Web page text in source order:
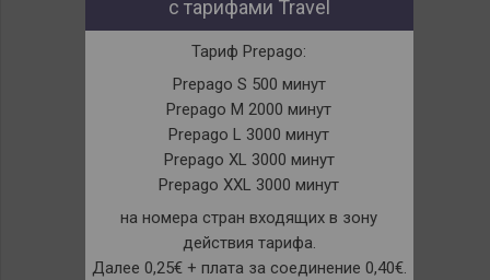
с тарифами Travel
Тариф Prepago:
Prepago S 500 минут
Prepago M 2000 минут
Prepago L 3000 минут
Prepago XL 3000 минут
Prepago XXL 3000 минут
на номера стран входящих в зону
действия тарифа.
Далее 0,25€ + плата за соединение 0,40€.